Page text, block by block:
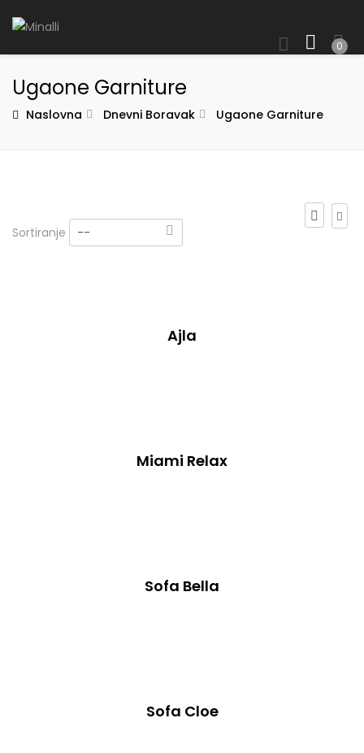
0
Ugaone Garniture
Naslovna Dnevni Boravak Ugaone Garniture
Sortiranje --
Ajla
Miami Relax
Sofa Bella
Sofa Cloe